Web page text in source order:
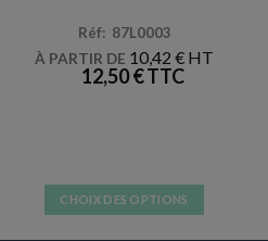
Réf: 87L0003
À PARTIR DE 10,42 €
12,50€
CHOIX DES OPTIONS